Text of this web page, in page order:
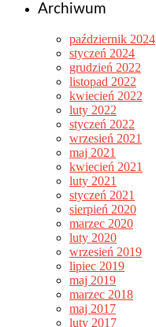
Archiwum
październik 2024
styczeń 2024
grudzień 2022
listopad 2022
kwiecień 2022
luty 2022
styczeń 2022
wrzesień 2021
maj 2021
kwiecień 2021
luty 2021
styczeń 2021
sierpień 2020
marzec 2020
luty 2020
wrzesień 2019
lipiec 2019
maj 2019
marzec 2018
maj 2017
luty 2017